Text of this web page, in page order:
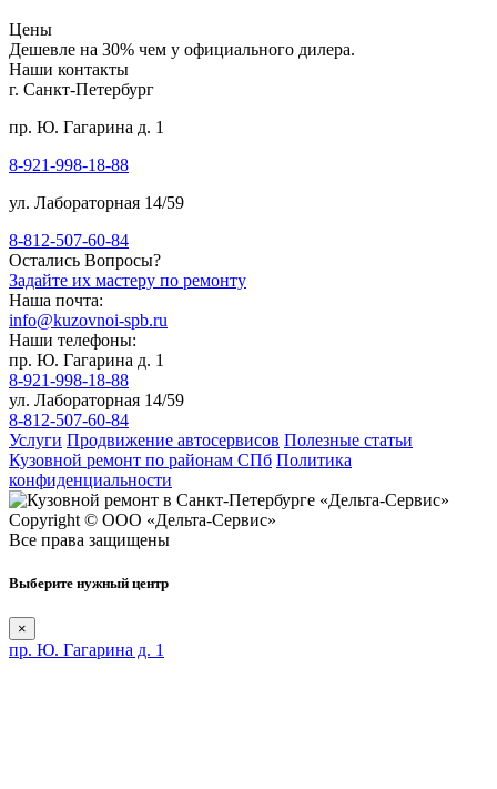
Цены
Дешевле на 30% чем у официального дилера.
Наши контакты
г. Санкт-Петербург
пр. Ю. Гагарина д. 1
8-921-998-18-88
ул. Лабораторная 14/59
8-812-507-60-84
Остались Вопросы?
Задайте их мастеру по ремонту
Наша почта:
info@kuzovnoi-spb.ru
Наши телефоны:
пр. Ю. Гагарина д. 1
8-921-998-18-88
ул. Лабораторная 14/59
8-812-507-60-84
Услуги Продвижение автосервисов Полезные статьи
Кузовной ремонт по районам СПб Политика
конфиденциальности
Copyright © ООО «Дельта-Сервис»
Все права защищены
Выберите нужный центр
×
пр. Ю. Гагарина д. 1